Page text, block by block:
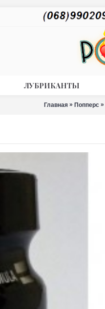
ЛУБРИКАНТЫ
Главная » Попперс »